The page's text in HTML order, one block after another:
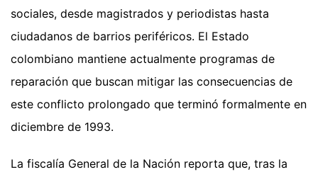
sociales, desde magistrados y periodistas hasta
ciudadanos de barrios periféricos. El Estado
colombiano mantiene actualmente programas de
reparación que buscan mitigar las consecuencias de
este conflicto prolongado que terminó formalmente en
diciembre de 1993.
La fiscalía General de la Nación reporta que, tras la